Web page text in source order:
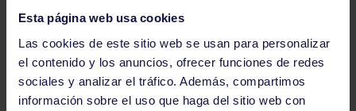
Esta página web usa cookies
Las cookies de este sitio web se usan para personalizar
el contenido y los anuncios, ofrecer funciones de redes
sociales y analizar el tráfico. Además, compartimos
información sobre el uso que haga del sitio web con